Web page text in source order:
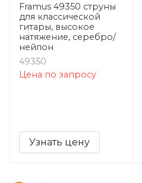
Framus 49350 струны
для классической
гитары, высокое
натяжение, серебро/
нейлон
49350
Цена по запросу
Узнать цену